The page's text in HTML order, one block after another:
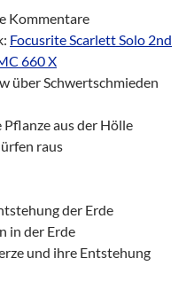
Kommentare
Focusrite Scarlett Solo 2nd
660 X
über Schwertschmieden
Pflanze aus der Hölle
raus
der Erde
in der Erde
und ihre Entstehung